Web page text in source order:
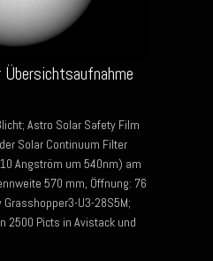
Übersichtsaufnahme
Astro Solar Safety Film
Solar Continuum Filter
Angström um 540nm) am
570 mm, Öffnung: 76
U3-28S5M;
2500 Picts in Avistack und